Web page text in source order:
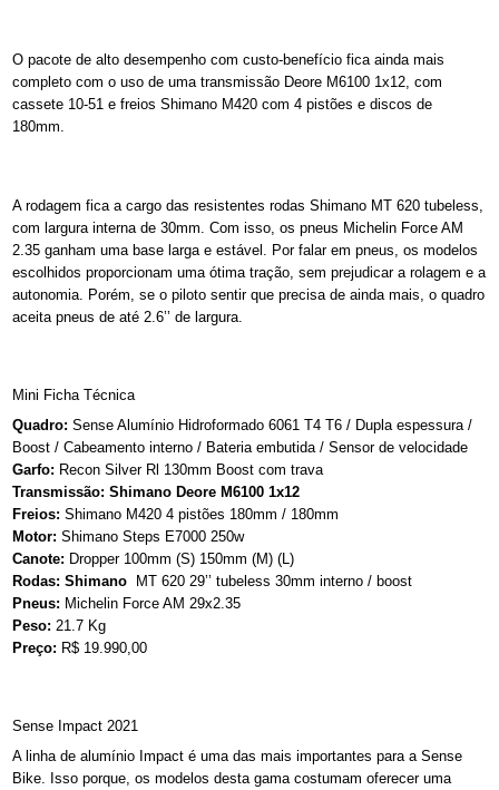
O pacote de alto desempenho com custo-benefício fica ainda mais
completo com o uso de uma transmissão Deore M6100 1x12, com
cassete 10-51 e freios Shimano M420 com 4 pistões e discos de
180mm.
A rodagem fica a cargo das resistentes rodas Shimano MT 620 tubeless,
com largura interna de 30mm. Com isso, os pneus Michelin Force AM
2.35 ganham uma base larga e estável. Por falar em pneus, os modelos
escolhidos proporcionam uma ótima tração, sem prejudicar a rolagem e a
autonomia. Porém, se o piloto sentir que precisa de ainda mais, o quadro
aceita pneus de até 2.6’’ de largura.
Mini Ficha Técnica
Quadro: Sense Alumínio Hidroformado 6061 T4 T6 / Dupla espessura /
Boost / Cabeamento interno / Bateria embutida / Sensor de velocidade
Garfo: Recon Silver Rl 130mm Boost com trava
Transmissão: Shimano Deore M6100 1x12
Freios: Shimano M420 4 pistões 180mm / 180mm
Motor: Shimano Steps E7000 250w
Canote: Dropper 100mm (S) 150mm (M) (L)
Rodas: Shimano
MT 620 29’’ tubeless 30mm interno / boost
Pneus: Michelin Force AM 29x2.35
Peso: 21.7 Kg
Preço: R$ 19.990,00
Sense Impact 2021
A linha de alumínio Impact é uma das mais importantes para a Sense
Bike. Isso porque, os modelos desta gama costumam oferecer uma